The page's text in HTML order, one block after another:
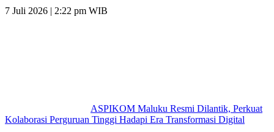
7 Juli 2026 | 2:22 pm WIB
ASPIKOM Maluku Resmi Dilantik, Perkuat
Kolaborasi Perguruan Tinggi Hadapi Era Transformasi Digital